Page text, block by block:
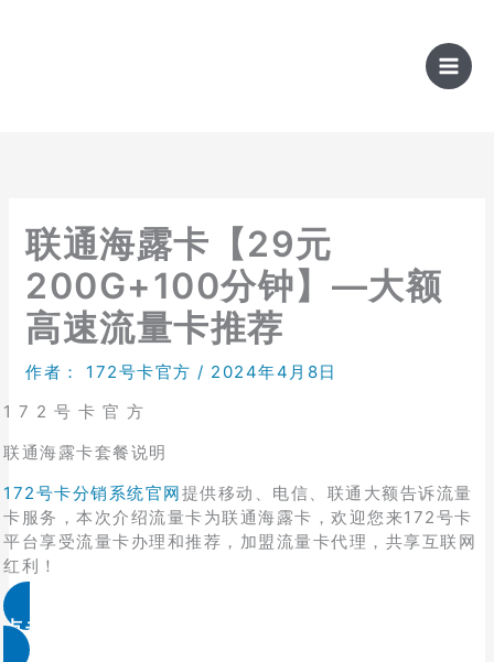
联通海露卡【29元
200G+100分钟】—大额
高速流量卡推荐
作者： 172号卡官方 / 2024年4月8日
1 7 2 号 卡 官 方
联通海露卡套餐说明
172号卡分销系统官网提供移动、电信、联通大额告诉流量
卡服务，本次介绍流量卡为联通海露卡，欢迎您来172号卡
平台享受流量卡办理和推荐，加盟流量卡代理，共享互联网
红利！
点击免费领取